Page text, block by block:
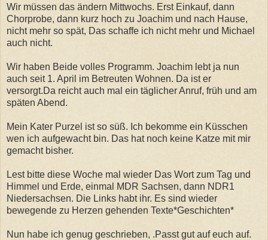
Wir müssen das ändern Mittwochs. Erst Einkauf, dann
Chorprobe, dann kurz hoch zu Joachim und nach Hause,
nicht mehr so spät, Das schaffe ich nicht mehr und Michael
auch nicht.
Wir haben Beide volles Programm. Joachim lebt ja nun
auch seit 1. April im Betreuten Wohnen. Da ist er
versorgt.Da reicht auch mal ein täglicher Anruf, früh und am
späten Abend.
Mein Kater Purzel ist so süß. Ich bekomme ein Küsschen
wen ich aufgewacht bin. Das hat noch keine Katze mit mir
gemacht bisher.
Lest bitte diese Woche mal wieder Das Wort zum Tag und
Himmel und Erde, einmal MDR Sachsen, dann NDR1
Niedersachsen. Die Links habt ihr. Es sind wieder
bewegende zu Herzen gehenden Texte*Geschichten*
Nun habe ich genug geschrieben, .Passt gut auf euch auf.